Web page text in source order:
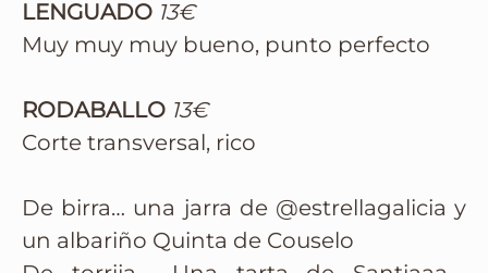
LENGUADO 13€
Muy muy muy bueno, punto perfecto
RODABALLO 13€
Corte transversal, rico
De birra… una jarra de @estrellagalicia y
un albariño Quinta de Couselo